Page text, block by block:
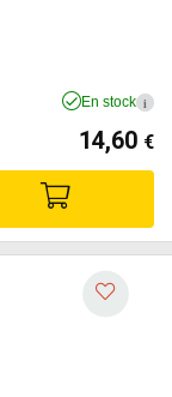
En stock i
14,60 €